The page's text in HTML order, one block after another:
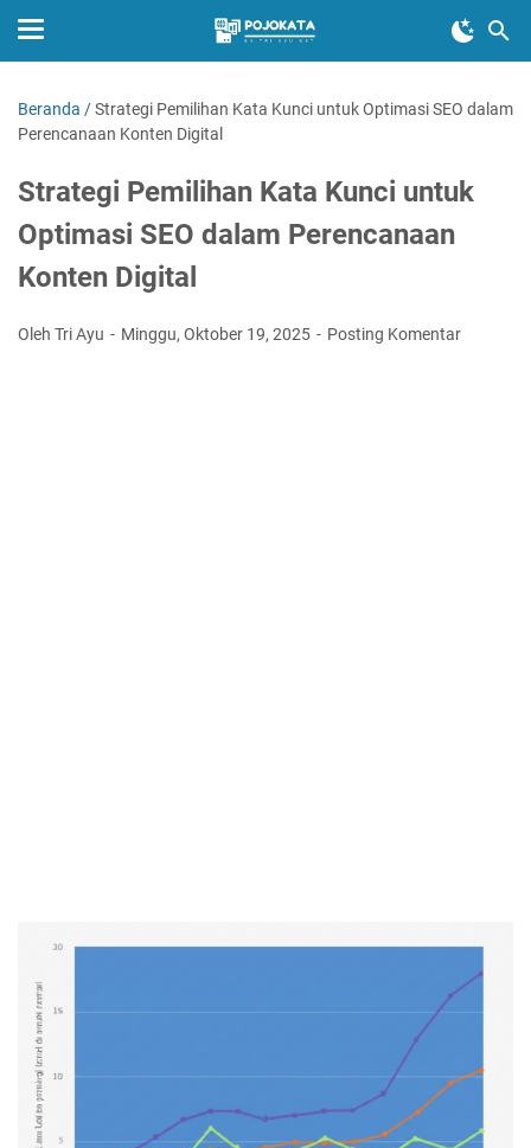
Beranda /Strategi Pemilihan Kata Kunci untuk Optimasi SEO dalam
Perencanaan Konten Digital
Strategi Pemilihan Kata Kunci untuk
Optimasi SEO dalam Perencanaan
Konten Digital
Oleh Tri Ayu Minggu, Oktober 19, 2025 Posting Komentar